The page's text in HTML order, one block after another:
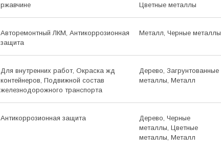
ржавчине
Цветные металлы
Авто­ремонтный ЛКМ, Антикор­розионная
защита
Металл, Черные металлы
Для внутренних работ, Окраска жд
контейнеров, Подвижной состав
железно­дорожного транспорта
Дерево, Загрунтованные
металлы, Металл
Антикор­розионная защита
Дерево, Черные
металлы, Цветные
металлы, Металл